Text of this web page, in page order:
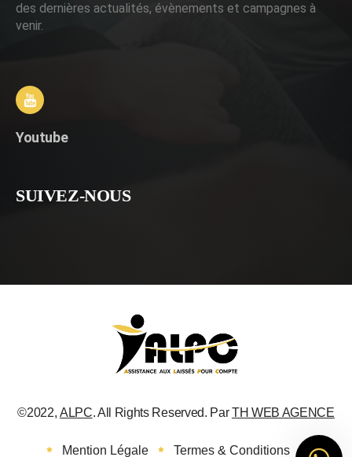
des dernières actualités, évènements et campagnes à
venir.
Youtube
SUIVEZ-NOUS
©2022, ALPC. All Rights Reserved. ParTH WEB AGENCE
Mention Légale Termes & Conditions